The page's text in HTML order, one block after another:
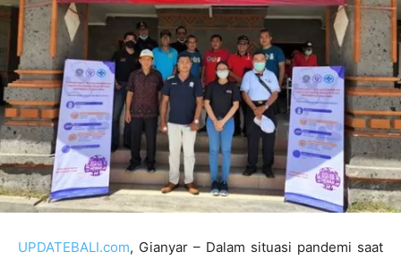
UPDATEBALI.com, Gianyar – Dalam situasi pandemi saat